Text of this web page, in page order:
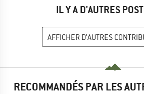
IL Y A D'AUTRES
AFFICHER D'AUTRES
RECOMMANDÉS PAR LES